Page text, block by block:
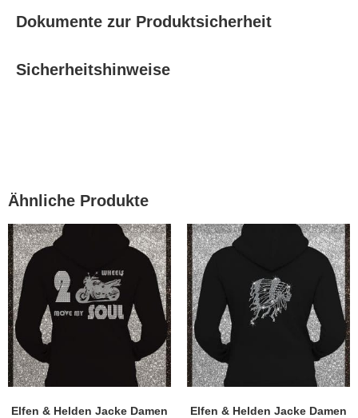
Dokumente zur Produktsicherheit
Sicherheitshinweise
Ähnliche Produkte
Elfen & Helden Jacke Damen
Elfen & Helden Jacke Damen